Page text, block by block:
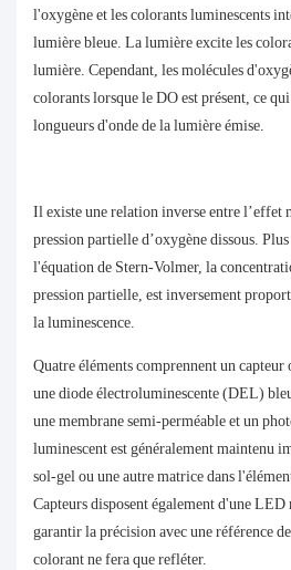
l'oxygène et les colorants luminescents
lumière bleue. La lumière excite les
lumière. Cependant, les molécules
colorants lorsque le DO est présent, ce
longueurs d'onde de la lumière émise.
Il existe une relation inverse entre l’effet
pression partielle d’oxygène dissous.
l'équation de Stern-Volmer, la
pression partielle, est inversement
la luminescence.
Quatre éléments comprennent un capteur
une diode électroluminescente (DEL)
une membrane semi-perméable et un
luminescent est généralement maintenu
sol-gel ou une autre matrice dans
Capteursdisposent également d'une
garantir la précision avec une référence
colorant ne fera que refléter.